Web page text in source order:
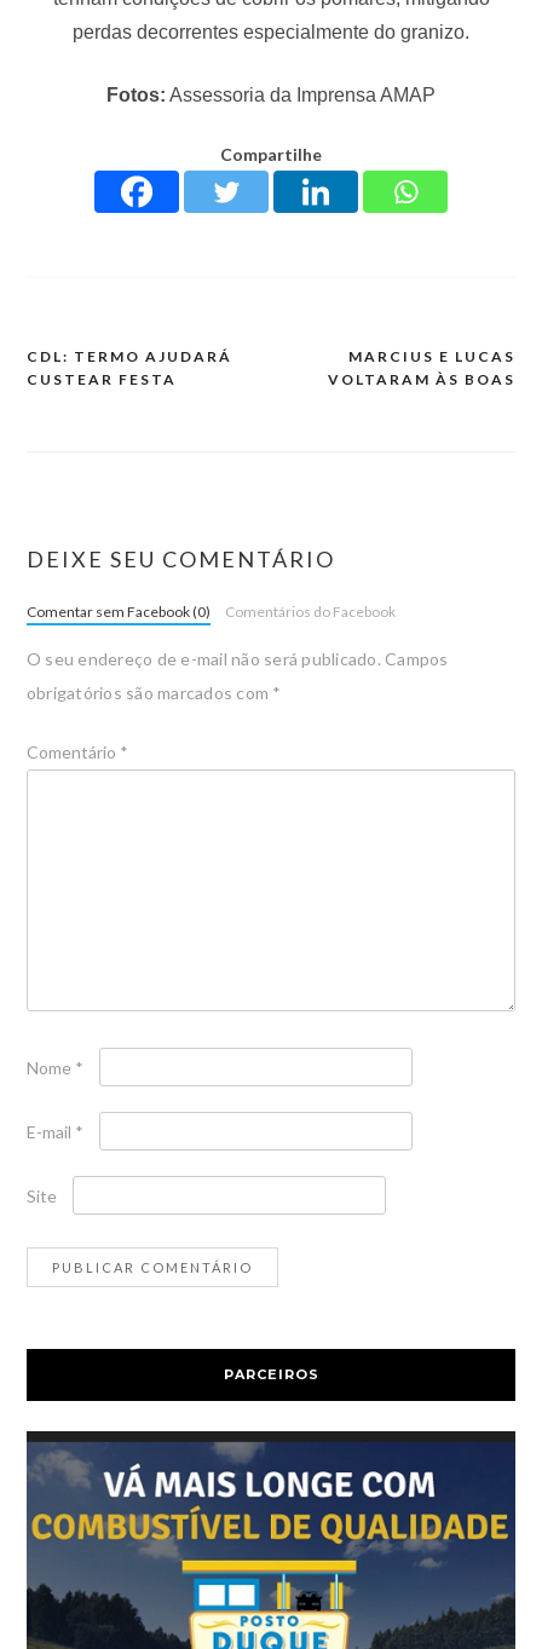
perdas decorrentes especialmente do granizo.
Fotos: Assessoria da Imprensa AMAP
Compartilhe
CDL: TERMO AJUDARÁ
CUSTEAR FESTA
MARCIUS E LUCAS
VOLTARAM ÀS BOAS
DEIXE SEU COMENTÁRIO
Comentar sem Facebook (0) Comentários do Facebook
O seu endereço de e-mail não será publicado. Campos
obrigatórios são marcados com *
Comentário *
Nome *
E-mail *
Site
PARCEIROS